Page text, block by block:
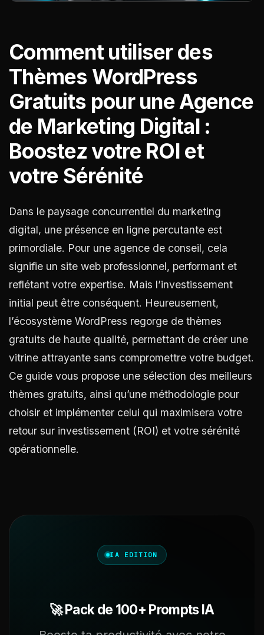
Comment utiliser des
Thèmes WordPress
Gratuits pour une Agence
de Marketing Digital :
Boostez votre ROI et
votre Sérénité
Dans le paysage concurrentiel du marketing
digital, une présence en ligne percutante est
primordiale. Pour une agence de conseil, cela
signifie un site web professionnel, performant et
reflétant votre expertise. Mais l’investissement
initial peut être conséquent. Heureusement,
l’écosystème WordPress regorge de thèmes
gratuits de haute qualité, permettant de créer une
vitrine attrayante sans compromettre votre budget.
Ce guide vous propose une sélection des meilleurs
thèmes gratuits, ainsi qu’une méthodologie pour
choisir et implémenter celui qui maximisera votre
retour sur investissement (ROI) et votre sérénité
opérationnelle.
IA EDITION
🚀 Pack de 100+ Prompts IA